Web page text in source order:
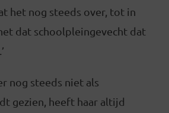
het nog steeds over, tot in
dat schoolpleingevecht dat
nog steeds niet als
gezien, heeft haar altijd